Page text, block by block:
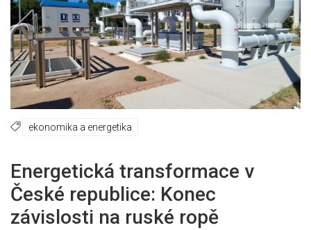
ekonomika a energetika
Energetická transformace v
České republice: Konec
závislosti na ruské ropě